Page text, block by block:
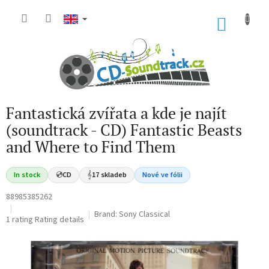
Fantastická zvířata a kde je najít
(soundtrack - CD) Fantastic Beasts
and Where to Find Them
In stock 💿CD 𝄞17 skladeb Nové ve fólii
88985385262
The
product
1 rating Rating details Brand: Sony Classical